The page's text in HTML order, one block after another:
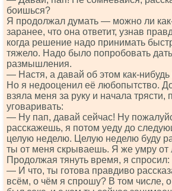
боишься?
Я продолжал думать — можно ли
заранее, что она ответит, узнав
когда решение надо принимать
тяжело. Надо было попробовать
размышления.
— Настя, а давай об этом как-
Но я недооценил её любопытство.
взяла меня за руку и начала трясти,
уговаривать:
— Ну пап, давай сейчас! Ну
расскажешь, я потом уеду до
целую неделю. Целую неделю буду
ты от меня скрываешь. Я же умру от
Продолжая тянуть время, я спросил:
— И что, ты готова правдиво
всём, о чём я спрошу? В том числе, о